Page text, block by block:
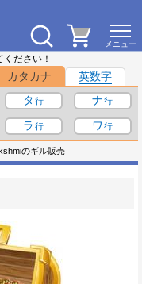
ださい！
カタカナ
英数字
タ
ナ
ラ ワ
のギル販売